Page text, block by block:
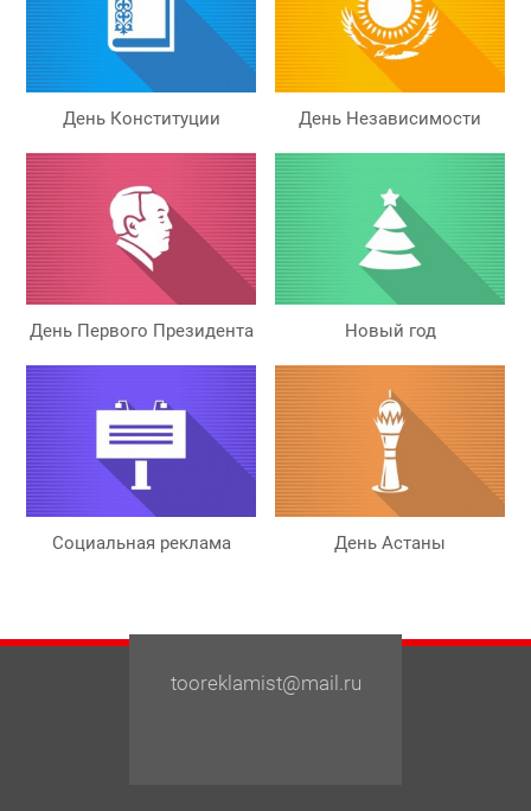
День Конституции День Независимости
День Первого Президента Новый год
Социальная реклама День Астаны
tooreklamist@mail.ru